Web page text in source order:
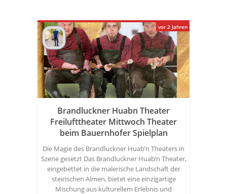
Brandluckner Huabn Theater
Freilufttheater Mittwoch Theater
beim Bauernhofer Spielplan
Die Magie des Brandluckner Huab’n Theaters in
Szene gesetzt Das Brandluckner Huab’n Theater,
eingebettet in die malerische Landschaft der
steirischen Almen, bietet eine einzigartige
Mischung aus kulturellem Erlebnis und
vor 2 Jahren